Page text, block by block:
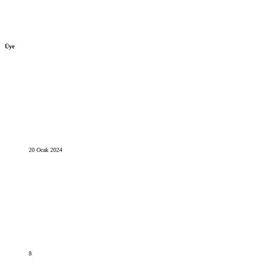
Üye
20 Ocak 2024
8